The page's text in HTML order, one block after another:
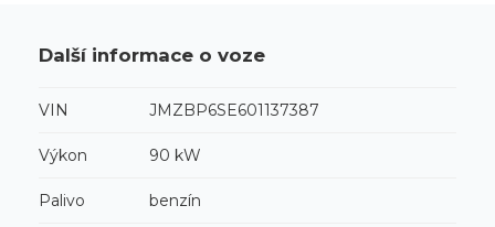
Další informace o voze
VIN JMZBP6SE601137387
Výkon 90 kW
Palivo benzín